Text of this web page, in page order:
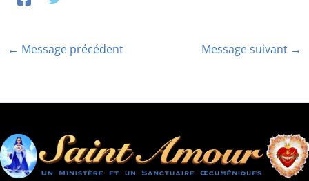
← Message précédent Message suivant →